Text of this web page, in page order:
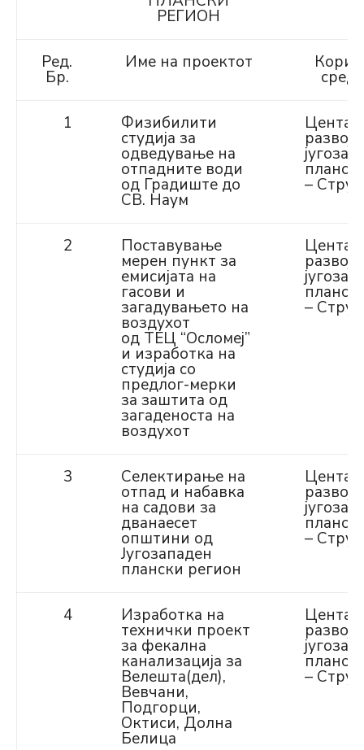
РЕГИОН
Ред.
Бр.
Име на проектот
1 Физибилити
студија за
одведување на
отпадните води
од Градиште до
СВ. Наум
Центар
развој
–
2 Поставување
мерен пункт за
емисијата на
гасови и
загадувањето на
воздухот
од ТЕЦ “Осломеј”
и изработка на
студија со
предлог-мерки
за заштита од
загаденоста на
воздухот
Центар
развој
–
3 Селектирање на
отпад и набавка
на садови за
дванаесет
општини од
Југозападен
плански регион
Центар
развој
–
4 Изработка на
технички проект
за фекална
канализација за
Велешта(дел),
Вевчани,
Подгорци,
Октиси, Долна
Белица
Центар
развој
–